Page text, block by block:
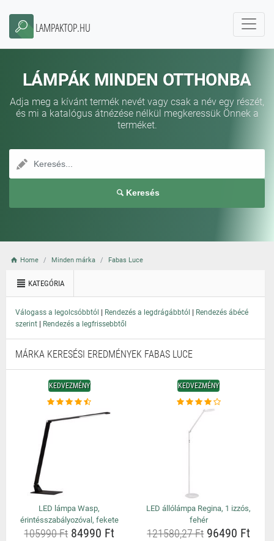
LAMPAKTOP.HU
LÁMPÁK MINDEN OTTHONBA
Adja meg a kívánt termék nevét vagy csak a név egy részét,
és mi a katalógus átnézése nélkül megkeressük Önnek a
terméket.
Keresés
Home Minden márka Fabas Luce
KATEGÓRIA
Válogass a legolcsóbbtól | Rendezés a legdrágábbtól | Rendezés ábécé
szerint | Rendezés a legfrissebbtől
MÁRKA KERESÉSI EREDMÉNYEK FABAS LUCE
KEDVEZMÉNY
LED lámpa Wasp,
érintésszabályozóval, fekete
105990 Ft84990 Ft
KEDVEZMÉNY
LED állólámpa Regina, 1 izzós,
fehér
121580,27 Ft96490 Ft